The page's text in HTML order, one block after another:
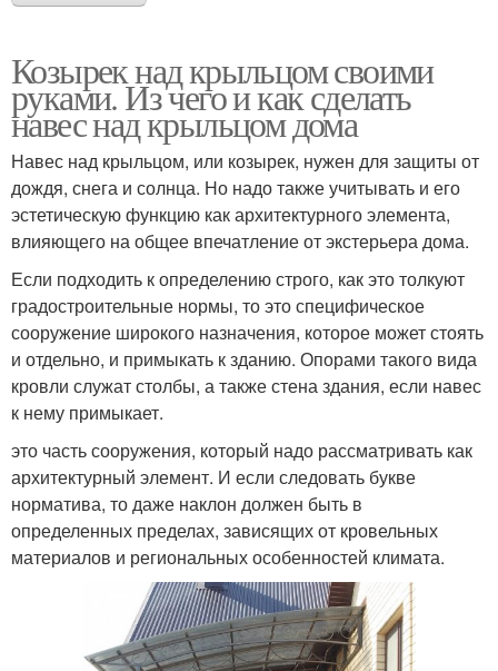
Козырек над крыльцом своими
руками. Из чего и как сделать
навес над крыльцом дома
Навес над крыльцом, или козырек, нужен для защиты от
дождя, снега и солнца. Но надо также учитывать и его
эстетическую функцию как архитектурного элемента,
влияющего на общее впечатление от экстерьера дома.
Если подходить к определению строго, как это толкуют
градостроительные нормы, то это специфическое
сооружение широкого назначения, которое может стоять
и отдельно, и примыкать к зданию. Опорами такого вида
кровли служат столбы, а также стена здания, если навес
к нему примыкает.
это часть сооружения, который надо рассматривать как
архитектурный элемент. И если следовать букве
норматива, то даже наклон должен быть в
определенных пределах, зависящих от кровельных
материалов и региональных особенностей климата.